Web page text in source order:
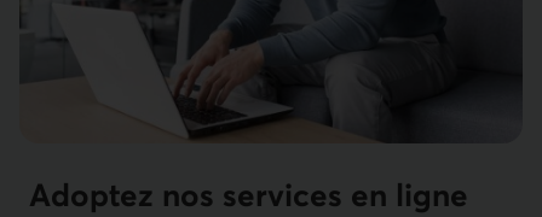
Adoptez nos services en ligne